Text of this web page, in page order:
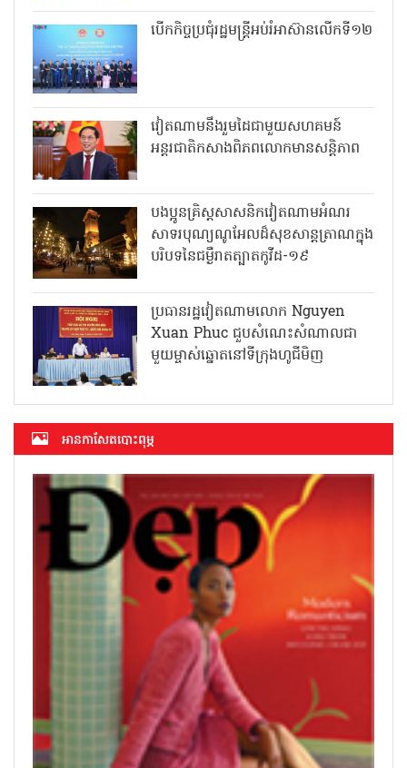
បើកកិច្ចប្រជុំរដ្ឋមន្ត្រីអប់រំអាស៊ានលើកទី១២
វៀតណាមនឹងរួមដៃជាមួយសហគមន៍
អន្តរជាតិកសាងពិភពលោកមានសន្តិភាព
បងប្អូនគ្រិស្តសាសនិកវៀតណាមអំណរ
សាទរបុណ្យណូអែលដ៏សុខសាន្តត្រាណក្នុង
បរិបទនៃជម្ងឺរាតត្បាតកូវីដ-១៩
ប្រធានរដ្ឋវៀតណាមលោក Nguyen
Xuan Phuc ជួបសំណេះសំណាលជា
មួយម្ចាស់ឆ្នោតនៅទីក្រុងហូជីមិញ
អាន​កាសែត​បោះពុម្ភ